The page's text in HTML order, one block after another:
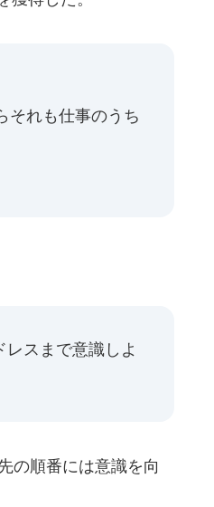
それも仕事のうち
スまで意識しよ
の順番には意識を向